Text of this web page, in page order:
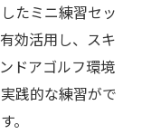
たミニ練習セッ
効活用し、スキ
ドアゴルフ環境
践的な練習がで
。